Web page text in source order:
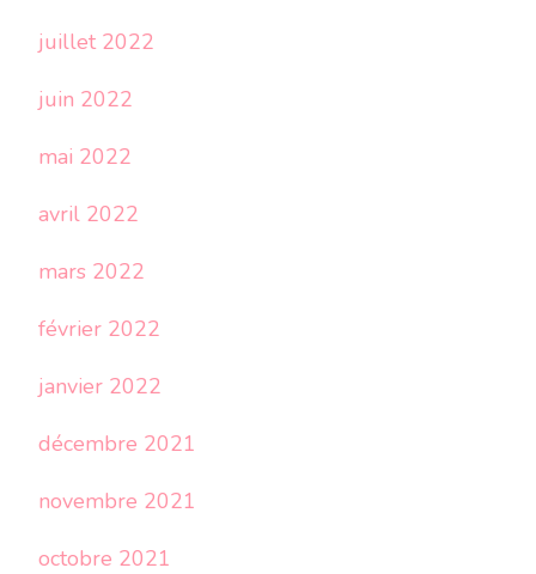
juillet 2022
juin 2022
mai 2022
avril 2022
mars 2022
février 2022
janvier 2022
décembre 2021
novembre 2021
octobre 2021